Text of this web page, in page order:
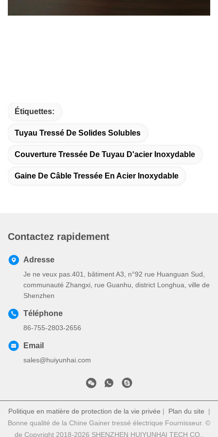
Étiquettes:
Tuyau Tressé De Solides Solubles
Couverture Tressée De Tuyau D'acier Inoxydable
Gaine De Câble Tressée En Acier Inoxydable
Contactez rapidement
Adresse
Je ne veux pas.401, bâtiment A3, n°92 rue Huanguan Sud,
communauté Zhangxi, rue Guanhu, district Longhua, ville de
Shenzhen
Téléphone
86-755-2803-2656
Email
sales@huiyunhai.com
Politique en matière de protection de la vie privée | Plan du site |
Bonne qualité de la Chine Gainer tressé électrique Fournisseur. ©
de Copyright 2018-2026 SHENZHEN HUIYUNHAI TECH CO.,